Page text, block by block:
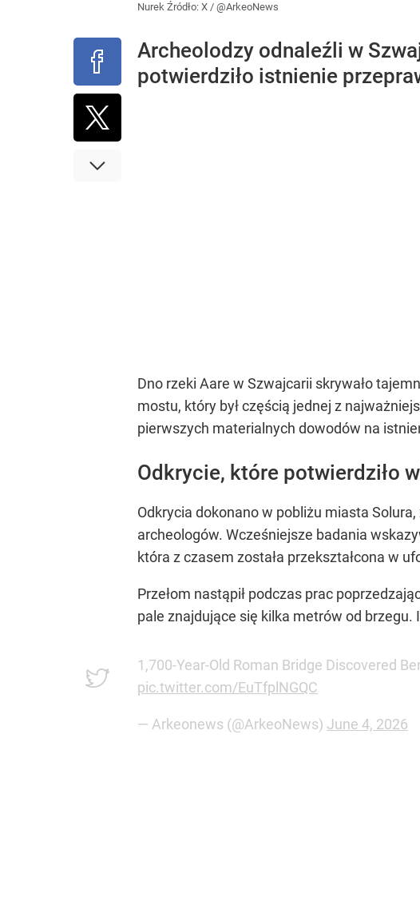
Nurek Źródło: X / @ArkeoNews
Archeolodzy odnaleźli w
potwierdziło istnienie
Dno rzeki Aare w Szwajcarii skrywało
mostu, który był częścią jednej z
pierwszych materialnych dowodów na
Odkrycie, które potwierdziło
Odkrycia dokonano w pobliżu miasta
archeologów. Wcześniejsze badania
która z czasem została przekształcona w
Przełom nastąpił podczas prac
pale znajdujące się kilka metrów od
1,700-Year-Old Roman Bridge Discovered
pic.twitter.com/EuTfplNGQC
— Arkeonews (@ArkeoNews) June 4, 2026